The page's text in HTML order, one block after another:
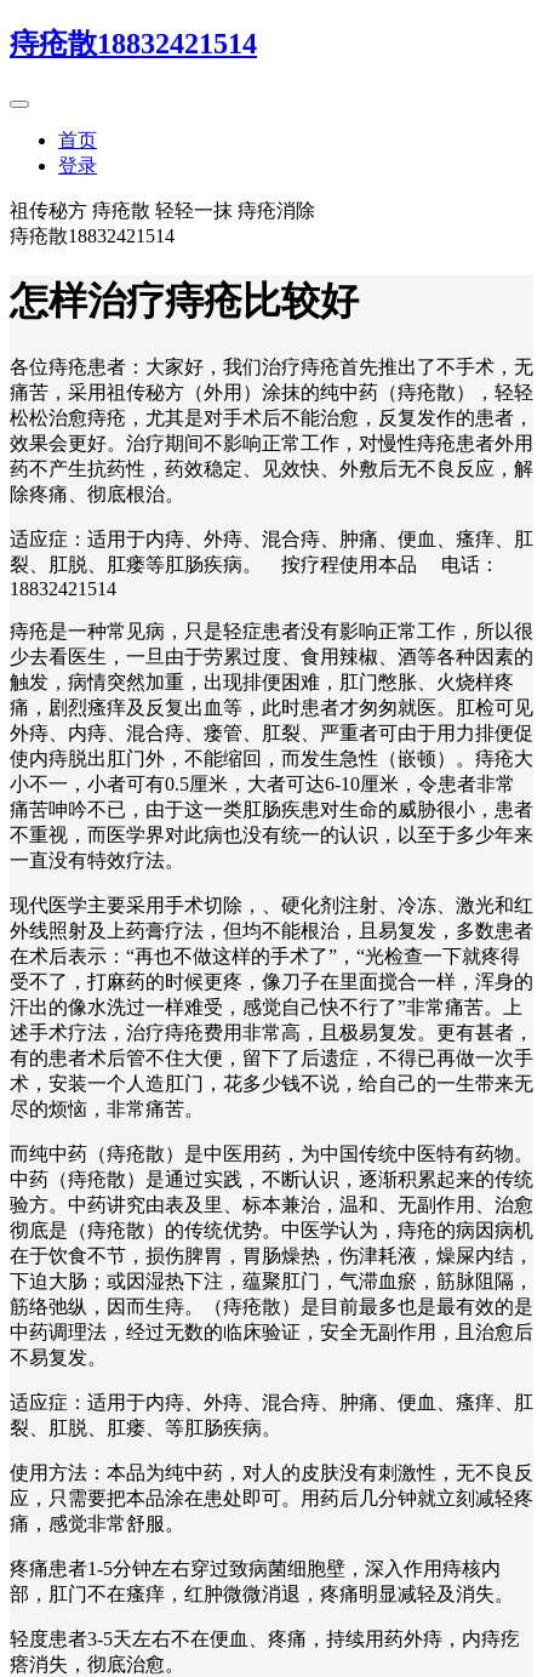
痔疮散18832421514
首页
登录
祖传秘方 痔疮散 轻轻一抹 痔疮消除
痔疮散18832421514
怎样治疗痔疮比较好
各位痔疮患者：大家好，我们治疗痔疮首先推出了不手术，无
痛苦，采用祖传秘方（外用）涂抹的纯中药（痔疮散），轻轻
松松治愈痔疮，尤其是对手术后不能治愈，反复发作的患者，
效果会更好。治疗期间不影响正常工作，对慢性痔疮患者外用
药不产生抗药性，药效稳定、见效快、外敷后无不良反应，解
除疼痛、彻底根治。
适应症：适用于内痔、外痔、混合痔、肿痛、便血、瘙痒、肛
裂、肛脱、肛瘘等肛肠疾病。 按疗程使用本品 电话：
18832421514
痔疮是一种常见病，只是轻症患者没有影响正常工作，所以很
少去看医生，一旦由于劳累过度、食用辣椒、酒等各种因素的
触发，病情突然加重，出现排便困难，肛门憋胀、火烧样疼
痛，剧烈瘙痒及反复出血等，此时患者才匆匆就医。肛检可见
外痔、内痔、混合痔、瘘管、肛裂、严重者可由于用力排便促
使内痔脱出肛门外，不能缩回，而发生急性（嵌顿）。痔疮大
小不一，小者可有0.5厘米，大者可达6-10厘米，令患者非常
痛苦呻吟不已，由于这一类肛肠疾患对生命的威胁很小，患者
不重视，而医学界对此病也没有统一的认识，以至于多少年来
一直没有特效疗法。
现代医学主要采用手术切除，、硬化剂注射、冷冻、激光和红
外线照射及上药膏疗法，但均不能根治，且易复发，多数患者
在术后表示：“再也不做这样的手术了”，“光检查一下就疼得
受不了，打麻药的时候更疼，像刀子在里面搅合一样，浑身的
汗出的像水洗过一样难受，感觉自己快不行了”非常痛苦。上
述手术疗法，治疗痔疮费用非常高，且极易复发。更有甚者，
有的患者术后管不住大便，留下了后遗症，不得已再做一次手
术，安装一个人造肛门，花多少钱不说，给自己的一生带来无
尽的烦恼，非常痛苦。
而纯中药（痔疮散）是中医用药，为中国传统中医特有药物。
中药（痔疮散）是通过实践，不断认识，逐渐积累起来的传统
验方。中药讲究由表及里、标本兼治，温和、无副作用、治愈
彻底是（痔疮散）的传统优势。中医学认为，痔疮的病因病机
在于饮食不节，损伤脾胃，胃肠燥热，伤津耗液，燥屎内结，
下迫大肠；或因湿热下注，蕴聚肛门，气滞血瘀，筋脉阻隔，
筋络弛纵，因而生痔。（痔疮散）是目前最多也是最有效的是
中药调理法，经过无数的临床验证，安全无副作用，且治愈后
不易复发。
适应症：适用于内痔、外痔、混合痔、肿痛、便血、瘙痒、肛
裂、肛脱、肛瘘、等肛肠疾病。
使用方法：本品为纯中药，对人的皮肤没有刺激性，无不良反
应，只需要把本品涂在患处即可。用药后几分钟就立刻减轻疼
痛，感觉非常舒服。
疼痛患者1-5分钟左右穿过致病菌细胞壁，深入作用痔核内
部，肛门不在瘙痒，红肿微微消退，疼痛明显减轻及消失。
轻度患者3-5天左右不在便血、疼痛，持续用药外痔，内痔疙
瘩消失，彻底治愈。